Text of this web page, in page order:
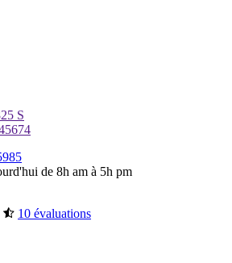
S
de 8h am à 5h pm
10 évaluations